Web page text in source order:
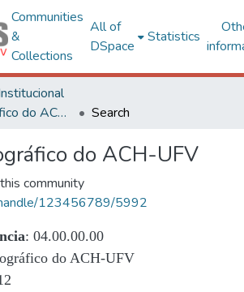
Communities
&
Collections
All of
DSpace
Statistics
Acervo Fotográfico do ACH-UFV
Search
do ACH-UFV
community
123456789/5992
: 04.00.00.00
do ACH-UFV